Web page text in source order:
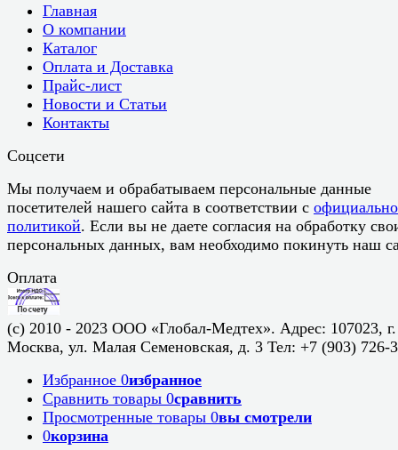
Главная
О компании
Каталог
Оплата и Доставка
Прайс-лист
Новости и Статьи
Контакты
Соцсети
Мы получаем и обрабатываем персональные данные
посетителей нашего сайта в соответствии с
политикой. Если вы не даете согласия на обработку
персональных данных, вам необходимо покинуть наш
Оплата
(c) 2010 - 2023 ООО «Глобал-Медтех». Адрес: 107023, г.
Москва, ул. Малая Семеновская, д. 3 Тел: +7 (903) 726-
Избранное 0избранное
Сравнить товары 0сравнить
Просмотренные товары 0вы смотрели
0корзина